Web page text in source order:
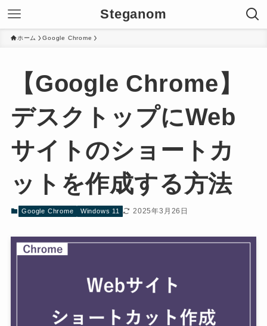
Steganom
ホーム Google Chrome
【Google Chrome】
デスクトップにWeb
サイトのショートカ
ットを作成する方法
Google Chrome Windows 11 2025年3月26日